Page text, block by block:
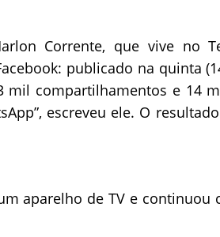
Corrente, que vive no
publicado na quinta
compartilhamentos e 14
escreveu ele. O
aparelho de TV e continuou